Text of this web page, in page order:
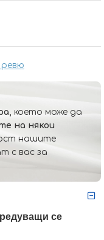
което може да
на някои
нашите
с вас за
се